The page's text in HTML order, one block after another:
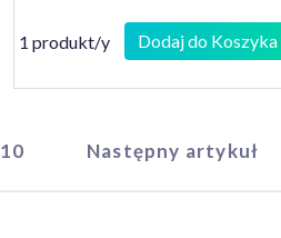
1 produkt/y Dodaj do Koszyka
10 Następny artykuł